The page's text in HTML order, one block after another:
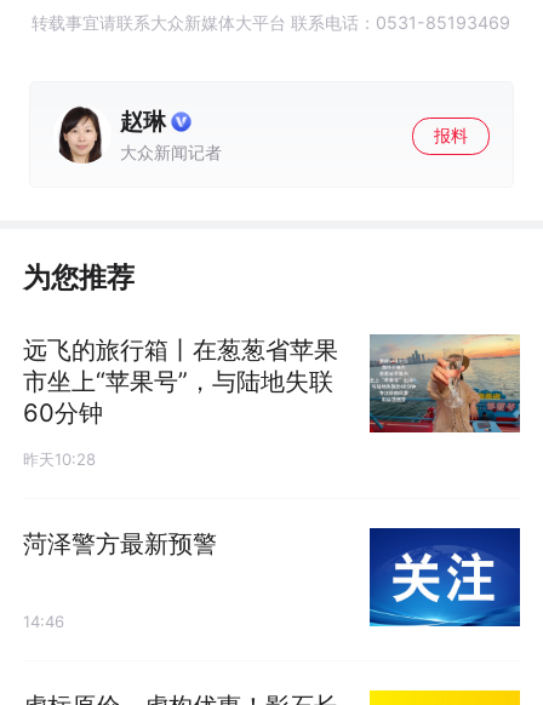
转载事宜请联系大众新媒体大平台 联系电话：0531-85193469
赵琳
大众新闻记者
报料
为您推荐
远飞的旅行箱丨在葱葱省苹果
市坐上“苹果号”，与陆地失联
60分钟
昨天10:28
菏泽警方最新预警
14:46